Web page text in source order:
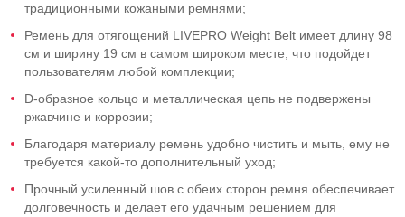
традиционными кожаными ремнями;
Ремень для отягощений LIVEPRO Weight Belt имеет длину 98
см и ширину 19 см в самом широком месте, что подойдет
пользователям любой комплекции;
D-образное кольцо и металлическая цепь не подвержены
ржавчине и коррозии;
Благодаря материалу ремень удобно чистить и мыть, ему не
требуется какой-то дополнительный уход;
Прочный усиленный шов с обеих сторон ремня обеспечивает
долговечность и делает его удачным решением для